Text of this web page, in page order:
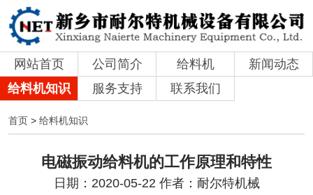
网站首页 公司简介 给料机
新闻动态
给料机知识
服务支持 联系我们
首页 > 给料机知识
电磁振动给料机的工作原理和特性
日期：2020-05-22 作者：耐尔特机械